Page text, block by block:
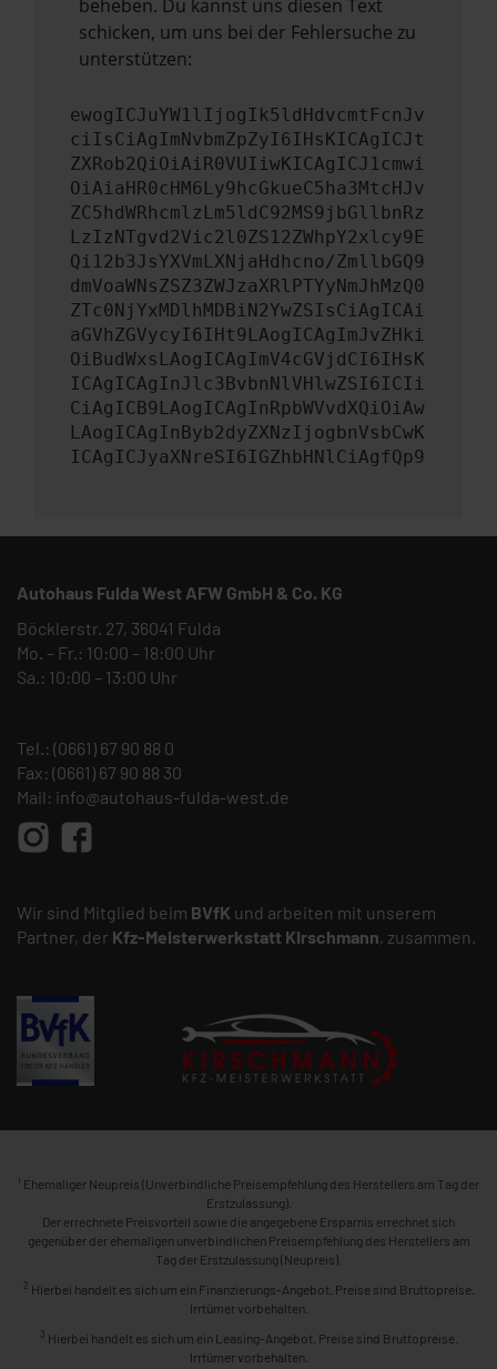
beheben. Du kannst uns diesen Text
schicken, um uns bei der Fehlersuche zu
unterstützen:
ewogICJuYW1lIjogIk5ldHdvcmtFcnJv
ciIsCiAgImNvbmZpZyI6IHsKICAgICJt
ZXRob2QiOiAiR0VUIiwKICAgICJ1cmwi
OiAiaHR0cHM6Ly9hcGkueC5ha3MtcHJv
ZC5hdWRhcmlzLm5ldC92MS9jbGllbnRz
LzIzNTgvd2Vic2l0ZS12ZWhpY2xlcy9E
Qi12b3JsYXVmLXNjaHdhcno/ZmllbGQ9
dmVoaWNsZSZ3ZWJzaXRlPTYyNmJhMzQ0
ZTc0NjYxMDlhMDBiN2YwZSIsCiAgICAi
aGVhZGVycyI6IHt9LAogICAgImJvZHki
OiBudWxsLAogICAgImV4cGVjdCI6IHsK
ICAgICAgInJlc3BvbnNlVHlwZSI6ICIi
CiAgICB9LAogICAgInRpbWVvdXQiOiAw
LAogICAgInByb2dyZXNzIjogbnVsbCwK
ICAgICJyaXNreSI6IGZhbHNlCiAgfQp9
Autohaus Fulda West AFW GmbH & Co. KG
Böcklerstr. 27, 36041 Fulda
Mo. – Fr.: 10:00 – 18:00 Uhr
Sa.: 10:00 – 13:00 Uhr
Tel.: (0661) 67 90 88 0
Fax: (0661) 67 90 88 30
Mail: info@autohaus-fulda-west.de
Wir sind Mitglied beim BVfK und arbeiten mit unserem
Partner, der Kfz-Meisterwerkstatt Kirschmann, zusammen.
1 Ehemaliger Neupreis (Unverbindliche Preisempfehlung des Herstellers am Tag der
Erstzulassung).
Der errechnete Preisvorteil sowie die angegebene Ersparnis errechnet sich
gegenüber der ehemaligen unverbindlichen Preisempfehlung des Herstellers am
Tag der Erstzulassung (Neupreis).
2 Hierbei handelt es sich um ein Finanzierungs-Angebot. Preise sind Bruttopreise.
Irrtümer vorbehalten.
3 Hierbei handelt es sich um ein Leasing-Angebot. Preise sind Bruttopreise.
Irrtümer vorbehalten.